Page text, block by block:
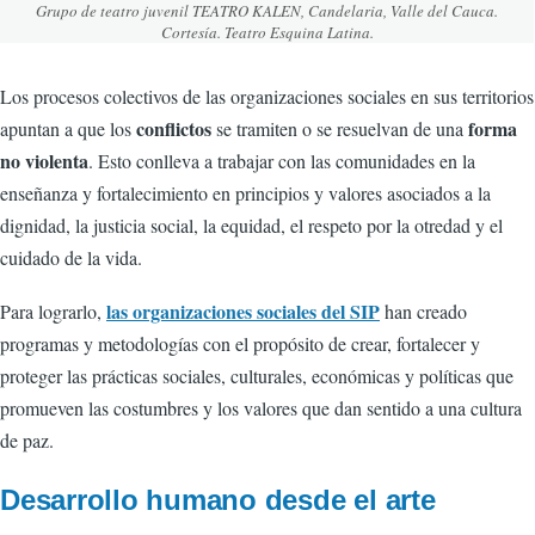
Grupo de teatro juvenil TEATRO KALEN, Candelaria, Valle del Cauca.
Cortesía. Teatro Esquina Latina.
Los procesos colectivos de las organizaciones sociales en sus territorios
apuntan a que losconflictosse tramiten o se resuelvan de una forma
no violenta. Esto conlleva a trabajar con las comunidades en la
enseñanza y fortalecimiento en principios y valores asociados a la
dignidad, la justicia social, la equidad, el respeto por la otredad y el
cuidado de la vida.
Para lograrlo, las organizaciones sociales del SIPhan creado
programas y metodologías con el propósito de crear, fortalecer y
proteger las prácticas sociales, culturales, económicas y políticas que
promueven las costumbres y los valores que dan sentido a una cultura
de paz.
Desarrollo humano desde el arte